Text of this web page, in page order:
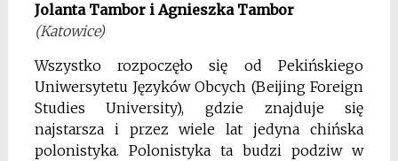
Jolanta Tambor i Agnieszka Tambor
(Katowice)
Wszystko rozpoczęło się od Pekińskiego
Uniwersytetu Języków Obcych (Beijing Foreign
Studies University), gdzie znajduje się
najstarsza i przez wiele lat jedyna chińska
polonistyka. Polonistyka ta budzi podziw w